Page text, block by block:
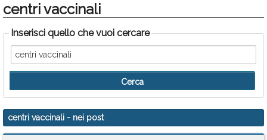
Politica
Sport
Eventi
Info Utili
Rubriche
Calendario
centri vaccinali
Inserisci quello che vuoi cercare
centri vaccinali - nei post